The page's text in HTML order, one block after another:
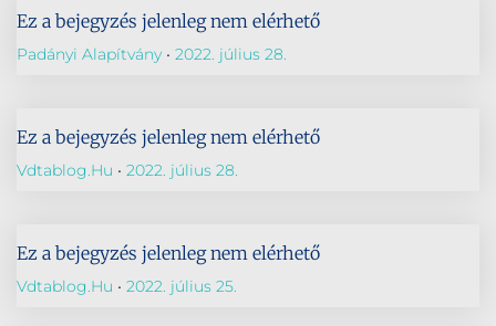
Ez a bejegyzés jelenleg nem elérhető
Padányi Alapítvány 2022. július 28.
Ez a bejegyzés jelenleg nem elérhető
Vdtablog.hu 2022. július 28.
Ez a bejegyzés jelenleg nem elérhető
Vdtablog.hu 2022. július 25.